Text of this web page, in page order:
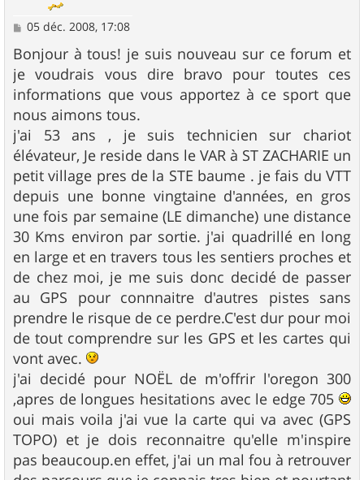
M
s
s
a
g
e
05 déc. 2008, 17:08
Bonjour à tous! je suis nouveau sur ce forum et
je voudrais vous dire bravo pour toutes ces
informations que vous apportez à ce sport que
nous aimons tous.
j'ai 53 ans , je suis technicien sur chariot
élévateur, Je reside dans le VAR à ST ZACHARIE un
petit village pres de la STE baume . je fais du VTT
depuis une bonne vingtaine d'années, en gros
une fois par semaine (LE dimanche) une distance
30 Kms environ par sortie. j'ai quadrillé en long
en large et en travers tous les sentiers proches et
de chez moi, je me suis donc decidé de passer
au GPS pour connnaitre d'autres pistes sans
prendre le risque de ce perdre.C'est dur pour moi
de tout comprendre sur les GPS et les cartes qui
vont avec.
j'ai decidé pour NOËL de m'offrir l'oregon 300
,apres de longues hesitations avec le edge 705
oui mais voila j'ai vue la carte qui va avec (GPS
TOPO) et je dois reconnaitre qu'elle m'inspire
pas beaucoup.en effet, j'ai un mal fou à retrouver